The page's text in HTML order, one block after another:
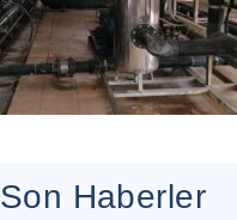
Son Haberler